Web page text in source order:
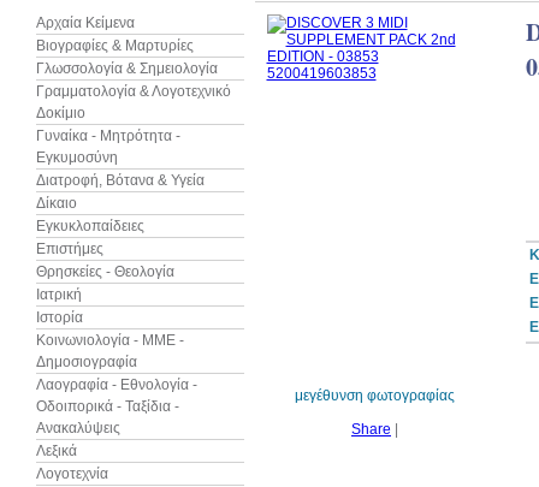
Αρχαία Κείμενα
Βιογραφίες & Μαρτυρίες
Γλωσσολογία & Σημειολογία
Γραμματολογία & Λογοτεχνικό
Δοκίμιο
Γυναίκα - Μητρότητα -
Εγκυμοσύνη
Διατροφή, Βότανα & Υγεία
Δίκαιο
Εγκυκλοπαίδειες
Επιστήμες
Θρησκείες - Θεολογία
Ιατρική
Ιστορία
Κοινωνιολογία - ΜΜΕ -
Δημοσιογραφία
Λαογραφία - Εθνολογία -
Οδοιπορικά - Ταξίδια -
Ανακαλύψεις
Λεξικά
Λογοτεχνία
μεγέθυνση φωτογραφίας
Share